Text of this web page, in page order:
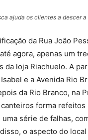
ajuda os clientes a descer
da Rua João
agora, apenas um
da loja Riachuelo. A
e a Avenida Rio
da Rio Branco, na
forma
série de falhas,
o aspecto do